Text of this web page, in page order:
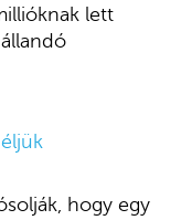
lett
hogy egy